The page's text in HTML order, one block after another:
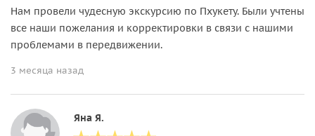
Нам провели чудесную экскурсию по Пхукету. Были учтены
все наши пожелания и корректировки в связи с нашими
проблемами в передвижении.
3 месяца назад
Яна Я.